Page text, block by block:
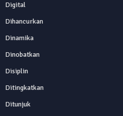
Digital
Dihancurkan
Dinamika
Dinobatkan
Disiplin
Ditingkatkan
Ditunjuk